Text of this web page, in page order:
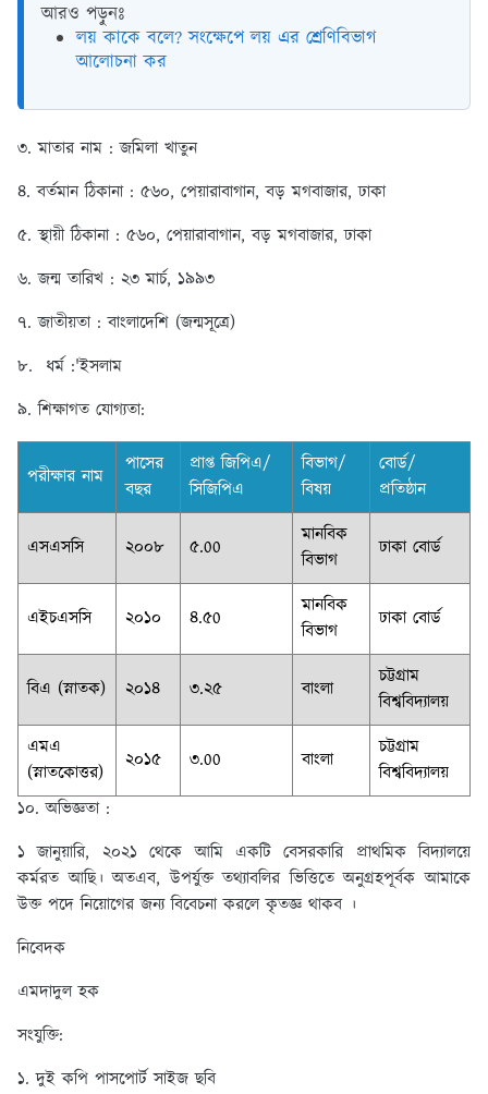
আরও পড়ুনঃ
লয় কাকে বলে? সংক্ষেপে লয় এর শ্রেণিবিভাগ
আলোচনা কর
৩. মাতার নাম : জমিলা খাতুন
৪. বর্তমান ঠিকানা : ৫৬০, পেয়ারাবাগান, বড় মগবাজার, ঢাকা
৫. স্থায়ী ঠিকানা : ৫৬০, পেয়ারাবাগান, বড় মগবাজার, ঢাকা
৬. জন্ম তারিখ : ২৩ মার্চ, ১৯৯৩
৭. জাতীয়তা : বাংলাদেশি (জন্মসূত্রে)
৮. ধর্ম :'ইসলাম
৯. শিক্ষাগত যোগ্যতা:
পরীক্ষার নাম
পাসের
বছর
প্রাপ্ত জিপিএ/
সিজিপিএ
বিভাগ/
বিষয়
বোর্ড/
প্রতিষ্ঠান
এসএসসি ২০০৮ ৫.00
মানবিক
বিভাগ
ঢাকা বোর্ড
এইচএসসি ২০১০ ৪.৫0
মানবিক
বিভাগ
ঢাকা বোর্ড
বিএ (স্নাতক) ২০১৪ ৩.২৫ বাংলা
চট্টগ্রাম
বিশ্ববিদ্যালয়
এমএ
(স্নাতকোত্তর)
২০১৫ ৩.00 বাংলা
চট্টগ্রাম
বিশ্ববিদ্যালয়
১০. অভিজ্ঞতা :
১ জানুয়ারি, ২০২১ থেকে আমি একটি বেসরকারি প্রাথমিক বিদ্যালয়ে
কর্মরত আছি। অতএব, উপর্যুক্ত তথ্যাবলির ভিত্তিতে অনুগ্রহপূর্বক আমাকে
উক্ত পদে নিয়োগের জন্য বিবেচনা করলে কৃতজ্ঞ থাকব ।
নিবেদক
এমদাদুল হক
সংযুক্তি:
১. দুই কপি পাসপোর্ট সাইজ ছবি